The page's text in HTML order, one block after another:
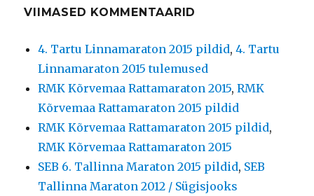
VIIMASED KOMMENTAARID
4. Tartu Linnamaraton 2015 pildid,4. Tartu
Linnamaraton 2015 tulemused
RMK Kõrvemaa Rattamaraton 2015,RMK
Kõrvemaa Rattamaraton 2015 pildid
RMK Kõrvemaa Rattamaraton 2015 pildid,
RMK Kõrvemaa Rattamaraton 2015
SEB 6. Tallinna Maraton 2015 pildid, SEB
Tallinna Maraton 2012 / Sügisjooks